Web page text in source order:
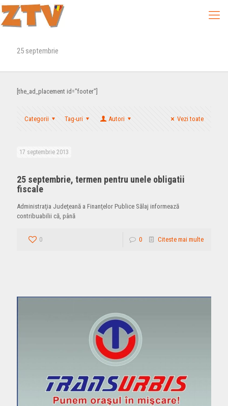
25 septembrie
[the_ad_placement id="footer"]
Categorii Tag-uri Autori Vezi toate
17 septembrie 2013
25 septembrie, termen pentru unele obligatii
fiscale
Administraţia Judeţeană a Finanţelor Publice Sălaj informează
contribuabilii că, până
0 0 Citeste mai multe